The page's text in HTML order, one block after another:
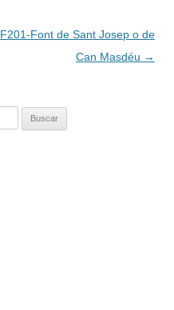
F201-Font de Sant Josep o de
Can Masdéu →